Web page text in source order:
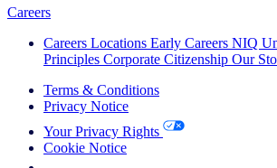
Careers
Careers Locations Early Careers NIQ
Principles Corporate Citizenship Our
Terms & Conditions
Privacy Notice
Your Privacy Rights
Cookie Notice